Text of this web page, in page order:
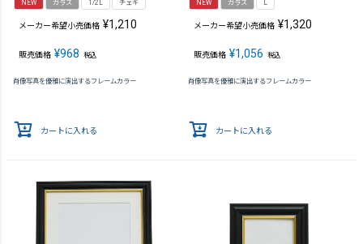
NEW ガラス 1/2L チェキ
メーカー希望小売価格 ¥1,210
販売価格 ¥968 税込
肖像写真を優雅に演出するフレームカラー
カートに入れる
NEW ガラス L
メーカー希望小売価格 ¥1,320
販売価格 ¥1,056 税込
肖像写真を優雅に演出するフレームカラー
カートに入れる